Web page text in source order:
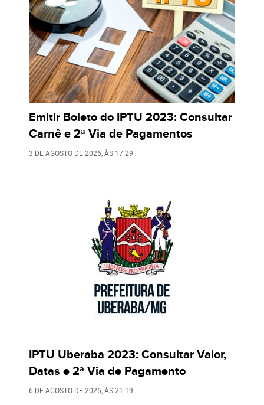
Emitir Boleto do IPTU 2023: Consultar
Carnê e 2ª Via de Pagamentos
3 DE AGOSTO DE 2026, ÀS 17:29
IPTU Uberaba 2023: Consultar Valor,
Datas e 2ª Via de Pagamento
6 DE AGOSTO DE 2026, ÀS21:19